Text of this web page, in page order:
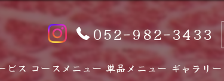
052-982-3433
ビス コースメニュー 単品メニュー ギャラリー